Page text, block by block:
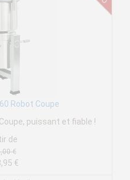
Robot Coupe
puissant et fiable !
de
€
€